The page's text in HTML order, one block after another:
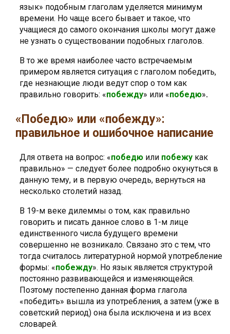
язык» подобным глаголам уделяется минимум
времени. Но чаще всего бывает и такое, что
учащиеся до самого окончания школы могут даже
не узнать о существовании подобных глаголов.
В то же время наиболее часто встречаемым
примером является ситуация с глаголом победить,
где незнающие люди ведут спор о том как
правильно говорить: «побежду» или «победю».
«Победю» или «побежду»:
правильное и ошибочное написание
Для ответа на вопрос: «победю или побежу как
правильно» — следует более подробно окунуться в
данную тему, и в первую очередь, вернуться на
несколько столетий назад.
В 19-м веке дилеммы о том, как правильно
говорить и писать данное слово в 1-м лице
единственного числа будущего времени
совершенно не возникало. Связано это с тем, что
тогда считалось литературной нормой употребление
формы: «побежду». Но язык является структурой
постоянно развивающейся и изменяющейся.
Поэтому постепенно данная форма глагола
«победить» вышла из употребления, а затем (уже в
советский период) она была исключена и из всех
словарей.